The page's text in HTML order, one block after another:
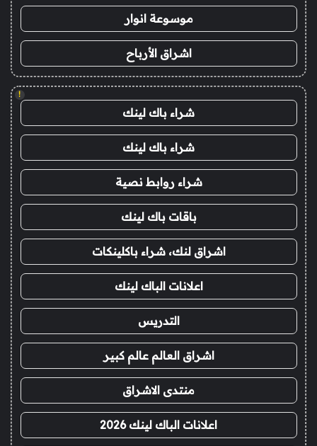
موسوعة انوار
اشراق الأرباح
!
شراء باك لينك
شراء باك لينك
شراء روابط نصية
باقات باك لينك
اشراق لنك، شراء باكلينكات
اعلانات الباك لينك
التدريس
اشراق العالم عالم كبير
منتدى الاشراق
اعلانات الباك لينك 2026